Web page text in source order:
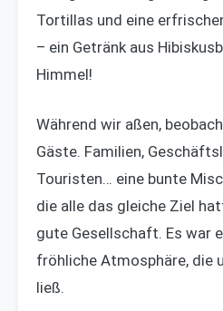
Tortillas und eine
– ein Getränk aus
Himmel!
Während wir aßen,
Gäste. Familien,
Touristen… eine bunte
die alle das gleiche Ziel
gute Gesellschaft. Es war
fröhliche Atmosphäre, die
ließ.